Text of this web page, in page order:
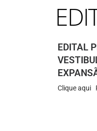
EDITAL
Clique aqui